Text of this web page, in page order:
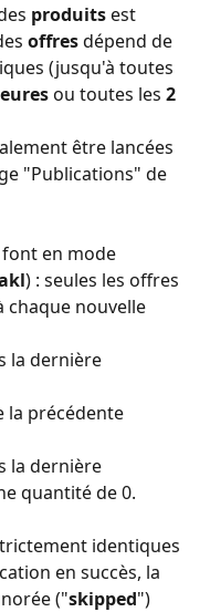
produits est
offres dépend de
(jusqu'à toutes
ou toutes les 2
être lancées
"Publications" de
en mode
) : seules les offres
chaque nouvelle
la dernière
la précédente
la dernière
quantité de 0.
identiques
en succès, la
("skipped")